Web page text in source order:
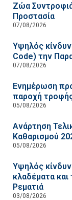
Ζώα
Προστασία
07/08/2026
Υψηλός
Code) την
07/08/2026
Ενημέρωση
παροχή
05/08/2026
Ανάρτηση
Καθαρισμού
05/08/2026
Υψηλός
κλαδέματα
Ρεματιά
03/08/2026